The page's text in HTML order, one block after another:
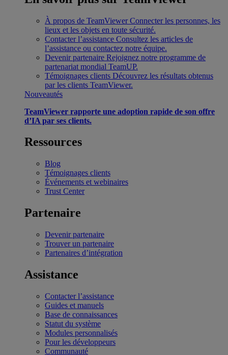
À propos de TeamViewer Connecter les personnes, les
lieux et les objets en toute sécurité.
Contacter l’assistance Consultez les articles de
l’assistance ou contactez notre équipe.
Devenir partenaire Rejoignez notre programme de
partenariat mondial TeamUP.
Témoignages clients Découvrez les résultats obtenus
par les clients TeamViewer.
Nouveautés
TeamViewer rapporte une adoption rapide de son offre
d’IA par ses clients.
Ressources
Blog
Témoignages clients
Événements et webinaires
Trust Center
Partenaire
Devenir partenaire
Trouver un partenaire
Partenaires d’intégration
Assistance
Contacter l’assistance
Guides et manuels
Base de connaissances
Statut du système
Modules personnalisés
Pour les développeurs
Communauté